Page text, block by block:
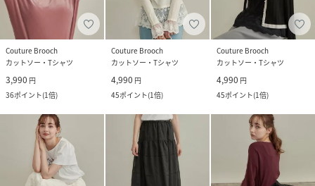
Couture Brooch
カットソー・Tシャツ
3,990 円
36ポイント(1倍)
Couture Brooch
カットソー・Tシャツ
4,990 円
45ポイント(1倍)
Couture Brooch
カットソー・Tシャツ
4,990 円
45ポイント(1倍)